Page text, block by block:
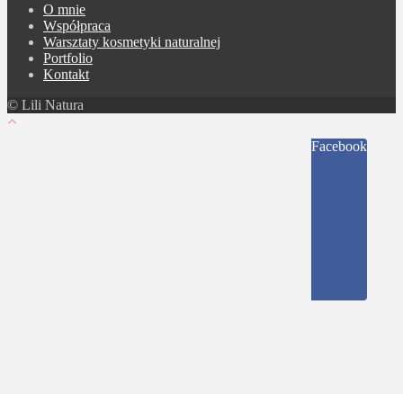
O mnie
Współpraca
Warsztaty kosmetyki naturalnej
Portfolio
Kontakt
© Lili Natura
Facebook